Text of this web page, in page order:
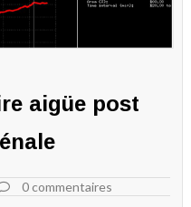
aigüe post
0 commentaires